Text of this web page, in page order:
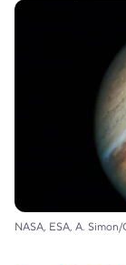
NASA, ESA, A.